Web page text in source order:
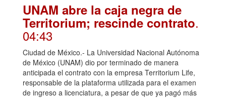
UNAM abre la caja negra de
Territorium; rescinde contrato.
04:43
Ciudad de México.- La Universidad Nacional Autónoma
de México (UNAM) dio por terminado de manera
anticipada el contrato con la empresa Territorium Life,
responsable de la plataforma utilizada para el examen
de ingreso a licenciatura, a pesar de que ya pagó más